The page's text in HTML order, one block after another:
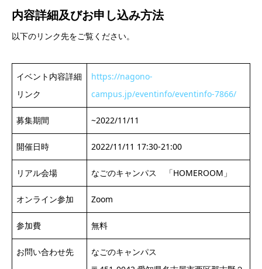
内容詳細及びお申し込み方法
以下のリンク先をご覧ください。
イベント内容詳細
リンク
https://nagono-
campus.jp/eventinfo/eventinfo-7866/
募集期間 ~2022/11/11
開催日時 2022/11/11 17:30-21:00
リアル会場 なごのキャンパス 「HOMEROOM」
オンライン参加 Zoom
参加費 無料
お問い合わせ先
なごのキャンパス